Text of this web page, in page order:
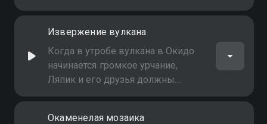
самолёт падает и врезается в
аварии прибывает команда
роботов-спасателей
Извержение вулкана
Когда в утробе вулкана в Окидо
начинается громкое урчание,
Ляпик и его друзья должны
спасти животных и остановить
Окаменелая мозаика